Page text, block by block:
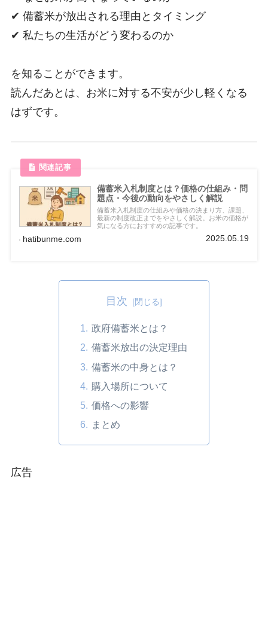
✔ 備蓄米が放出される理由とタイミング
✔ 私たちの生活がどう変わるのか
を知ることができます。
読んだあとは、お米に対する不安が少し軽くなる
はずです。
備蓄米入札制度とは？価格の仕組み・問
題点・今後の動向をやさしく解説
備蓄米入札制度の仕組みや価格の決まり方、課題、
最新の制度改正までをやさしく解説。お米の価格が
気になる方におすすめの記事です。
hatibunme.com 2025.05.19
目次
政府備蓄米とは？
備蓄米放出の決定理由
備蓄米の中身とは？
購入場所について
価格への影響
まとめ
広告